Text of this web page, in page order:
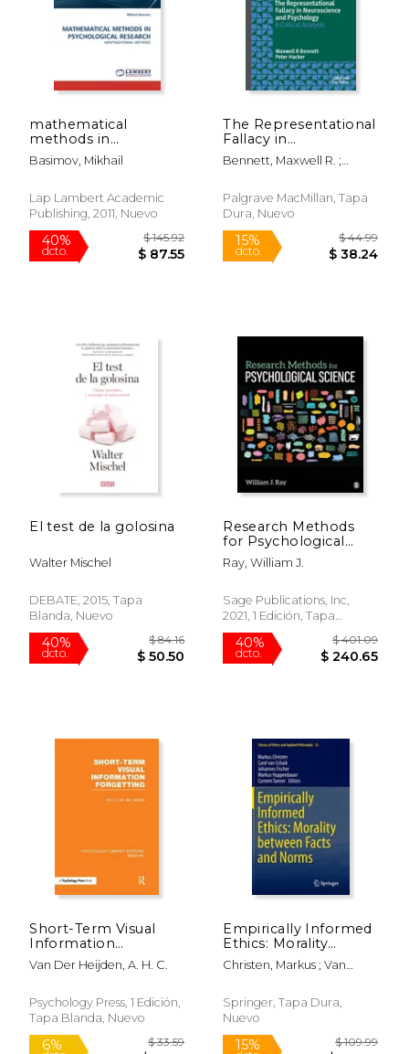
dcto. $ 99.43 dcto. $
mathematical
methods in
psychological
research (en Inglés)
Basimov, Mikhail
Lap Lambert Academic
Publishing, 2011, Nuevo
40%
dcto. $ 87.55
The Representational
Fallacy in
Neuroscience and
Psychology: A Critical
Bennett, Maxwell R. ;
Palgrave MacMillan, Tapa
Dura, Nuevo
15%
dcto. $
El test de la golosina
Walter Mischel
DEBATE, 2015, Tapa
Blanda, Nuevo
Research Methods
for Psychological
Science (en Inglés)
Ray, William J.
Sage Publications, Inc,
2021, 1 Edición, Tapa
Blanda, Nuevo
Short-Term Visual
Information
Forgetting (Ple:
Memory) (en Inglés)
Van Der Heijden, A. H. C.
Psychology Press, 1 Edición,
Tapa Blanda, Nuevo
Empirically Informed
Ethics: Morality
Between Facts and
Norms (en Inglés)
Christen, Markus ; Van
Johannes
Springer, Tapa Dura,
Nuevo